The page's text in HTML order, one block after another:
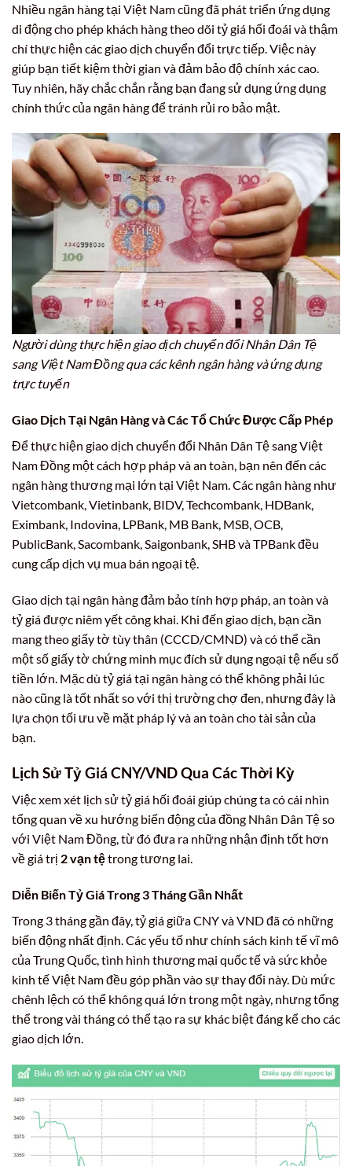
Nhiều ngân hàng tại Việt Nam cũng đã phát triển ứng dụng
di động cho phép khách hàng theo dõi tỷ giá hối đoái và thậm
chí thực hiện các giao dịch chuyển đổi trực tiếp. Việc này
giúp bạn tiết kiệm thời gian và đảm bảo độ chính xác cao.
Tuy nhiên, hãy chắc chắn rằng bạn đang sử dụng ứng dụng
chính thức của ngân hàng để tránh rủi ro bảo mật.
Người dùng thực hiện giao dịch chuyển đổi Nhân Dân Tệ
sang Việt Nam Đồng qua các kênh ngân hàng và ứng dụng
trực tuyến
Giao Dịch Tại Ngân Hàng và Các Tổ Chức Được Cấp Phép
Để thực hiện giao dịch chuyển đổi Nhân Dân Tệ sang Việt
Nam Đồng một cách hợp pháp và an toàn, bạn nên đến các
ngân hàng thương mại lớn tại Việt Nam. Các ngân hàng như
Vietcombank, Vietinbank, BIDV, Techcombank, HDBank,
Eximbank, Indovina, LPBank, MB Bank, MSB, OCB,
PublicBank, Sacombank, Saigonbank, SHB và TPBank đều
cung cấp dịch vụ mua bán ngoại tệ.
Giao dịch tại ngân hàng đảm bảo tính hợp pháp, an toàn và
tỷ giá được niêm yết công khai. Khi đến giao dịch, bạn cần
mang theo giấy tờ tùy thân (CCCD/CMND) và có thể cần
một số giấy tờ chứng minh mục đích sử dụng ngoại tệ nếu số
tiền lớn. Mặc dù tỷ giá tại ngân hàng có thể không phải lúc
nào cũng là tốt nhất so với thị trường chợ đen, nhưng đây là
lựa chọn tối ưu về mặt pháp lý và an toàn cho tài sản của
bạn.
Lịch Sử Tỷ Giá CNY/VND Qua Các Thời Kỳ
Việc xem xét lịch sử tỷ giá hối đoái giúp chúng ta có cái nhìn
tổng quan về xu hướng biến động của đồng Nhân Dân Tệ so
với Việt Nam Đồng, từ đó đưa ra những nhận định tốt hơn
về giá trị 2 vạn tệtrong tương lai.
Diễn Biến Tỷ Giá Trong 3 Tháng Gần Nhất
Trong 3 tháng gần đây, tỷ giá giữa CNY và VND đã có những
biến động nhất định. Các yếu tố như chính sách kinh tế vĩ mô
của Trung Quốc, tình hình thương mại quốc tế và sức khỏe
kinh tế Việt Nam đều góp phần vào sự thay đổi này. Dù mức
chênh lệch có thể không quá lớn trong một ngày, nhưng tổng
thể trong vài tháng có thể tạo ra sự khác biệt đáng kể cho các
giao dịch lớn.